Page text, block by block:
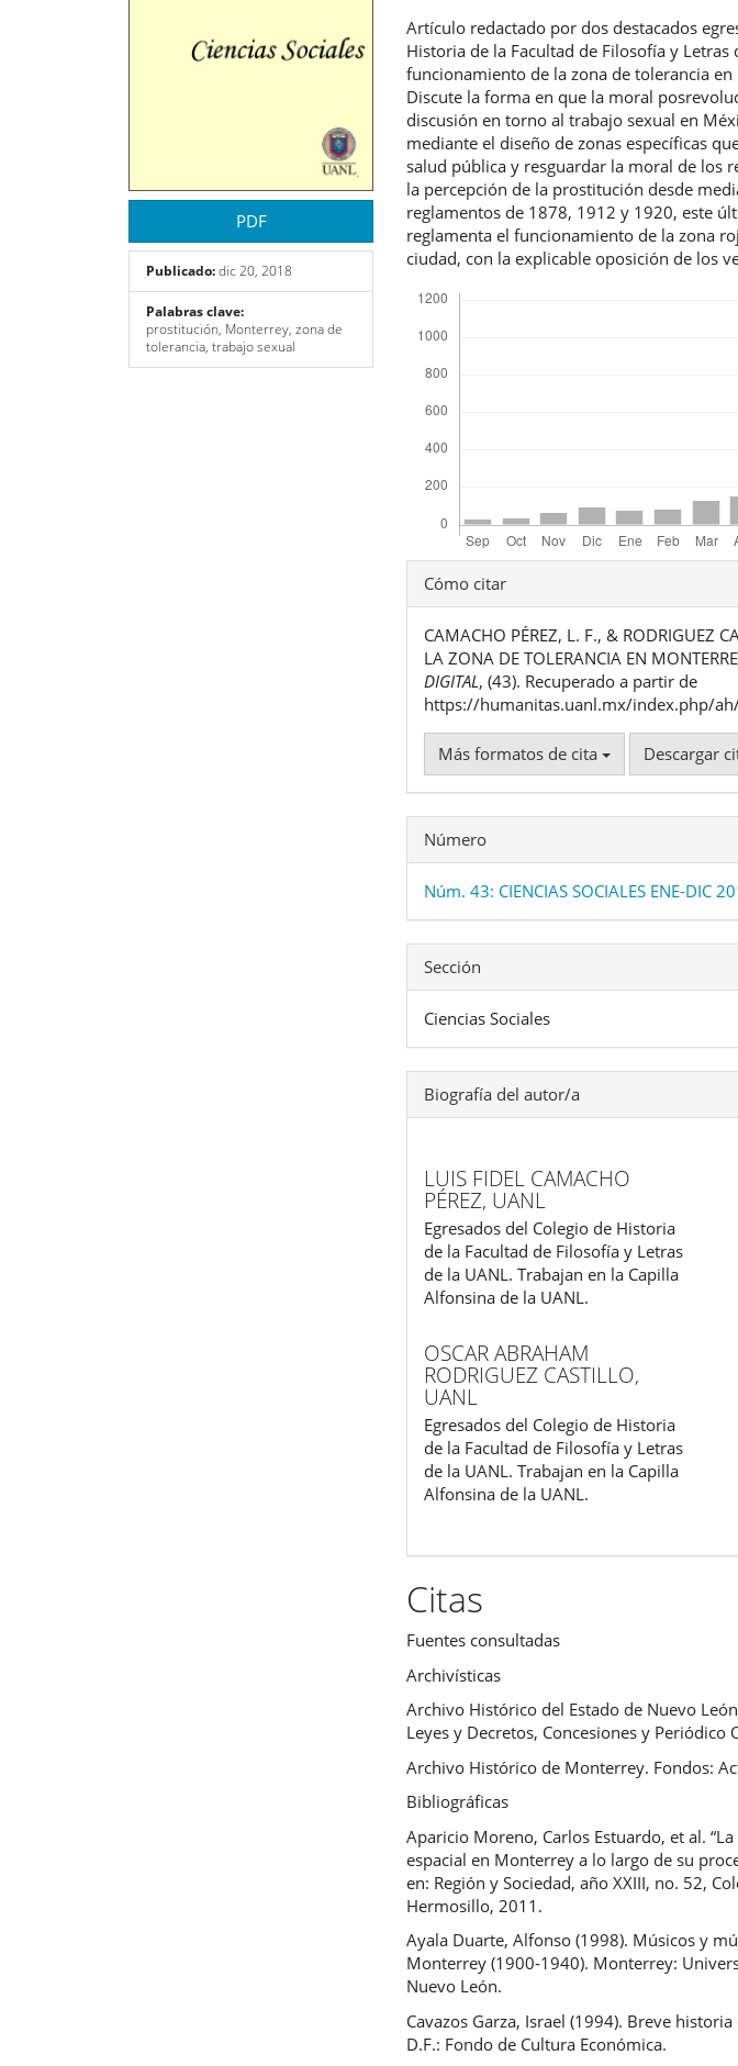
PDF
Publicado:dic 20, 2018
Palabras clave:
prostitución, Monterrey, zona de
tolerancia, trabajo sexual
Artículo redactado por dos destacados
Historia de la Facultad de Filosofía y Letras
funcionamiento de la zona de tolerancia
Discute la forma en que la moral
discusión en torno al trabajo sexual en
mediante el diseño de zonas específicas
salud pública y resguardar la moral de los
la percepción de la prostitución desde
reglamentos de 1878, 1912 y 1920, este
reglamenta el funcionamiento de la zona
ciudad, con la explicable oposición de los
Detalles
del
artículo
Cómo citar
CAMACHO PÉREZ, L. F., & RODRIGUEZ
LA ZONA DE TOLERANCIA EN
DIGITAL, (43). Recuperado a partir de
https://humanitas.uanl.mx/index.php/
Más formatos de cita Descargar
Número
Núm. 43: CIENCIAS SOCIALES ENE-DIC
Sección
Ciencias Sociales
Biografía del autor/a
LUIS FIDEL CAMACHO
PÉREZ, UANL
Egresados del Colegio de Historia
de la Facultad de Filosofía y Letras
de la UANL. Trabajan en la Capilla
Alfonsina de la UANL.
OSCAR ABRAHAM
RODRIGUEZ CASTILLO,
UANL
Egresados del Colegio de Historia
de la Facultad de Filosofía y Letras
de la UANL. Trabajan en la Capilla
Alfonsina de la UANL.
Citas
Fuentes consultadas
Archivísticas
Archivo Histórico del Estado de Nuevo
Leyes y Decretos, Concesiones y Periódico
Archivo Histórico de Monterrey. Fondos:
Bibliográficas
Aparicio Moreno, Carlos Estuardo, et al.
espacial en Monterrey a lo largo de su
en: Región y Sociedad, año XXIII, no. 52,
Hermosillo, 2011.
Ayala Duarte, Alfonso (1998). Músicos y
Monterrey (1900-1940). Monterrey:
Nuevo León.
Cavazos Garza, Israel (1994). Breve
D.F.: Fondo de Cultura Económica.